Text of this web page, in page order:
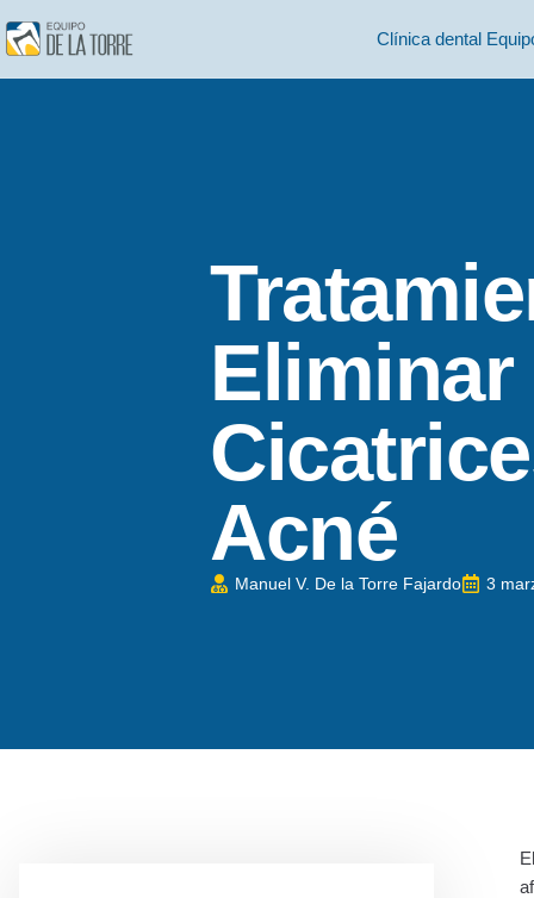
Clínica dental
Eliminar
Acné
Manuel V. De la Torre Fajardo 3